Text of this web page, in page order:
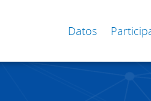
Datos